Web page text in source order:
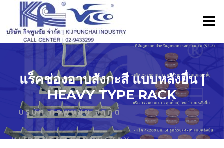
เมนู
แร็คช่องอาบสังกะสี แบบหลังยื่น |
HEAVY TYPE RACK